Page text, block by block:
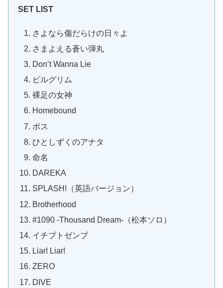
SET LIST
さよなら傷だらけの日々よ
さまよえる蒼い弾丸
Don’t Wanna Lie
ピルグリム
裸足の女神
Homebound
ボス
ひとしずくのアナタ
命名
DAREKA
SPLASH!（英語バージョン）
Brotherhood
#1090 -Thousand Dream-（松本ソロ）
イチブトゼンブ
Liar! Liar!
ZERO
DIVE